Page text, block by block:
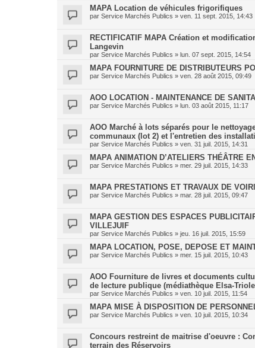
MAPA Location de véhicules frigorifiques
par Service Marchés Publics » ven. 11 sept. 2015, 14:43
RECTIFICATIF MAPA Création et
Langevin
par Service Marchés Publics » lun. 07 sept. 2015, 14:54
MAPA FOURNITURE DE DISTRIBUTEURS
par Service Marchés Publics » ven. 28 août 2015, 09:49
AOO LOCATION - MAINTENANCE DE
par Service Marchés Publics » lun. 03 août 2015, 11:17
AOO Marché à lots séparés pour le
communaux (lot 2) et l'entretien des
par Service Marchés Publics » ven. 31 juil. 2015, 14:31
MAPA ANIMATION D’ATELIERS THÉÂTRE
par Service Marchés Publics » mer. 29 juil. 2015, 14:33
MAPA PRESTATIONS ET TRAVAUX DE
par Service Marchés Publics » mar. 28 juil. 2015, 09:47
MAPA GESTION DES ESPACES
VILLEJUIF
par Service Marchés Publics » jeu. 16 juil. 2015, 15:59
MAPA LOCATION, POSE, DEPOSE ET
par Service Marchés Publics » mer. 15 juil. 2015, 10:43
AOO Fourniture de livres et documents
de lecture publique (médiathèque Elsa-
par Service Marchés Publics » ven. 10 juil. 2015, 11:54
MAPA MISE À DISPOSITION DE
par Service Marchés Publics » ven. 10 juil. 2015, 10:34
Concours restreint de maitrise d'oeuvre :
terrain des Réservoirs